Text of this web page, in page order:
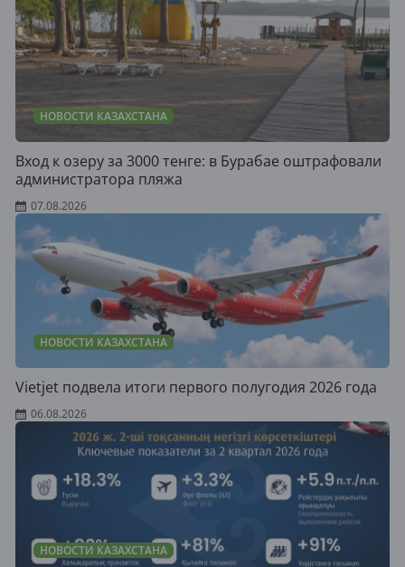
НОВОСТИ КАЗАХСТАНА
Вход к озеру за 3000 тенге: в Бурабае оштрафовали
администратора пляжа
07.08.2026
НОВОСТИ КАЗАХСТАНА
Vietjet подвела итоги первого полугодия 2026 года
06.08.2026
НОВОСТИ КАЗАХСТАНА